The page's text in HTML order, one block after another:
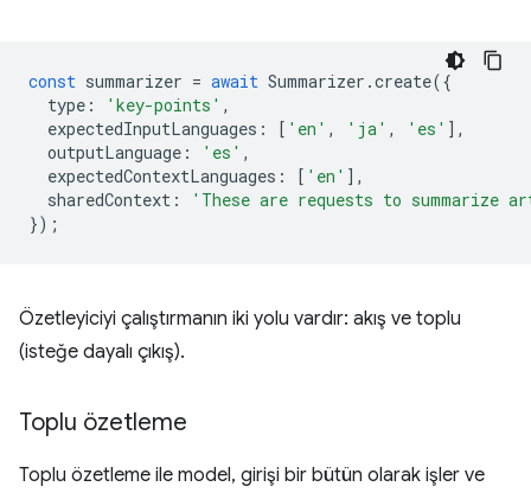
const summarizer = await Summarizer .create({
type : 'key-points' ,
expectedInputLanguages : [ 'en' , 'ja' , 'es' ],
outputLanguage : 'es' ,
expectedContextLanguages : [ 'en' ],
sharedContext :
'These are requests to summarize
});
Özetleyiciyi çalıştırmanın iki yolu vardır: akış ve toplu
(isteğe dayalı çıkış).
Toplu özetleme
Toplu özetleme ile model, girişi bir bütün olarak işler ve